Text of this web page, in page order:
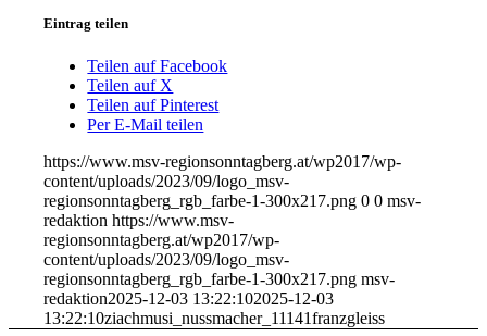
Eintrag teilen
Teilen auf Facebook
Teilen auf X
Teilen auf Pinterest
Per E-Mail teilen
https://www.msv-regionsonntagberg.at/wp2017/wp-
content/uploads/2023/09/logo_msv-
regionsonntagberg_rgb_farbe-1-300x217.png 0 0 msv-
redaktion https://www.msv-
regionsonntagberg.at/wp2017/wp-
content/uploads/2023/09/logo_msv-
regionsonntagberg_rgb_farbe-1-300x217.png msv-
redaktion2025-12-03 13:22:102025-12-03
13:22:10ziachmusi_nussmacher_11141franzgleiss